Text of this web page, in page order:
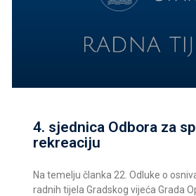
4. sjednica Odbora za
rekreaciju
Na temelju članka 22. Odluke o
radnih tijela Gradskog vijeća Grada